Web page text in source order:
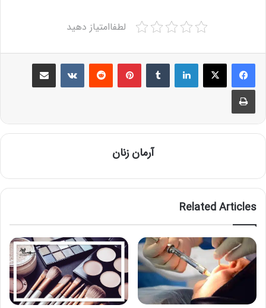
لطفاامتیاز دهید
LinkedIn
Tumblr
Pinterest
Reddit
VKontakte
Share via Email
Print
آرمان زنان
Related Articles